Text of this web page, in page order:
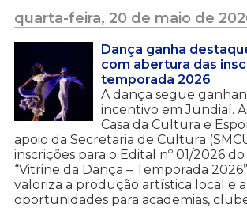
quarta-feira, 20 de maio de
Dança ganha
com abertura das
temporada 2026
A dança segue
incentivo em Jundiaí.
Casa da Cultura e
apoio da Secretaria de Cultura
inscrições para o Edital nº 01/2026
“Vitrine da Dança – Temporada
valoriza a produção artística local e
oportunidades para academias,